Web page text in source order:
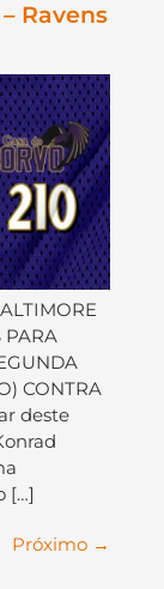
Ravens
PARA
CONTRA
deste
[…]
Próximo →